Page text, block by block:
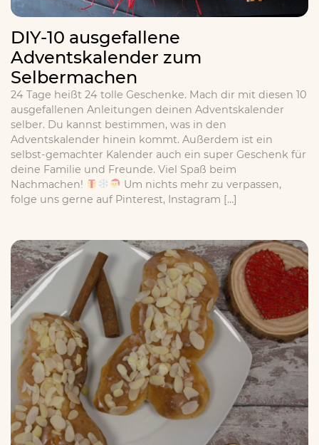
DIY-10 ausgefallene
Adventskalender zum
Selbermachen
24 Tage heißt 24 tolle Geschenke. Mach dir mit diesen 10
ausgefallenen Anleitungen deinen Adventskalender
selber. Du kannst bestimmen, was in den
Adventskalender hinein kommt. Außerdem ist ein
selbst-gemachter Kalender auch ein super Geschenk für
deine Familie und Freunde. Viel Spaß beim
Nachmachen!
Um nichts mehr zu verpassen,
folge uns gerne auf Pinterest, Instagram […]